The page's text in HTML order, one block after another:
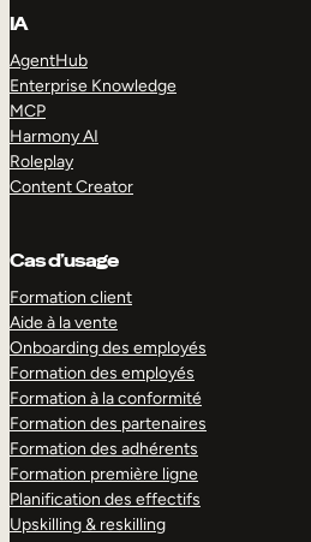
IA
AgentHub
Enterprise Knowledge
MCP
Harmony AI
Roleplay
Content Creator
Cas d’usage
Formation client
Aide à la vente
Onboarding des employés
Formation des employés
Formation à la conformité
Formation des partenaires
Formation des adhérents
Formation première ligne
Planification des effectifs
Upskilling & reskilling